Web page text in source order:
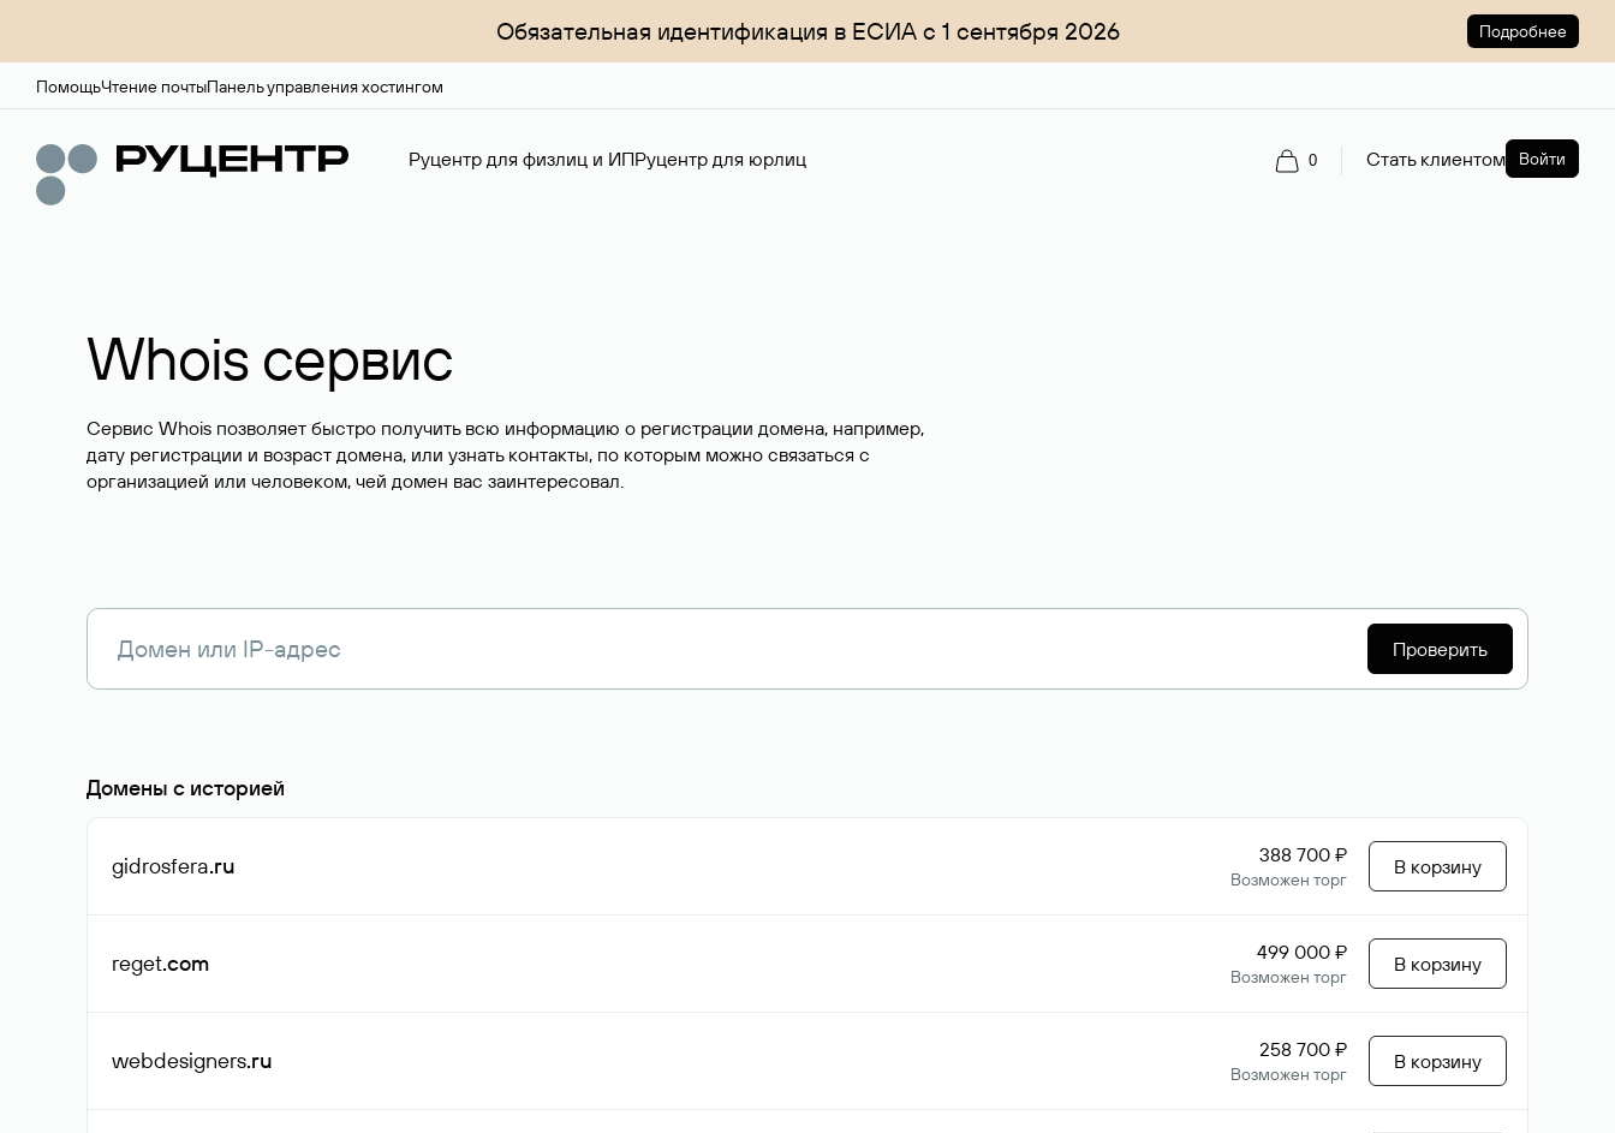
Обязательная идентификация в ЕСИА с 1 сентября 2026 Подробнее
ПомощьЧтение почтыПанель управления хостингом
Руцентр для физлиц и ИПРуцентр для юрлиц 0 Стать клиентом Войти
Whois сервис
Сервис Whois позволяет быстро получить всю информацию о регистрации домена, например,
дату регистрации и возраст домена, или узнать контакты, по которым можно связаться с
организацией или человеком, чей домен вас заинтересовал.
Проверить
Домены с историей
gidrosfera.ru 388 700 ₽
Возможен торг
В корзину
reget.com 499 000 ₽
Возможен торг
В корзину
webdesigners.ru 258 700 ₽
Возможен торг
В корзину